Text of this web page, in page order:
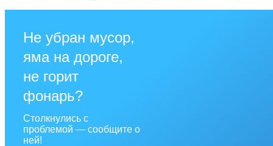
Не убран мусор,
яма на дороге,
не горит
фонарь?
Столкнулись с
проблемой — сообщите о
ней!